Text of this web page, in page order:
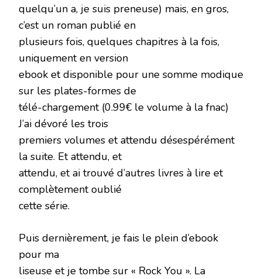
quelqu’un a, je suis preneuse) mais, en gros,
c’est un roman publié en
plusieurs fois, quelques chapitres à la fois,
uniquement en version
ebook et disponible pour une somme modique
sur les plates-formes de
télé-chargement (0.99€ le volume à la fnac)
J’ai dévoré les trois
premiers volumes et attendu désespérément
la suite. Et attendu, et
attendu, et ai trouvé d’autres livres à lire et
complètement oublié
cette série.
Puis dernièrement, je fais le plein d’ebook
pour ma
liseuse et je tombe sur « Rock You ». La